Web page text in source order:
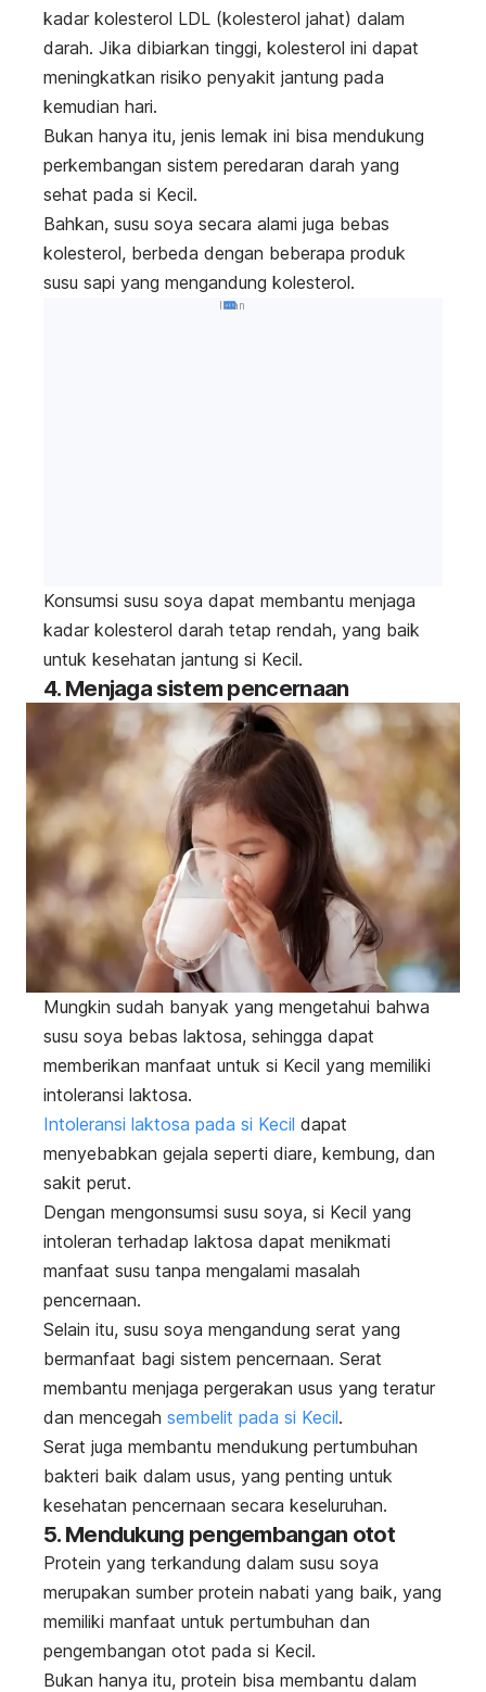
kadar kolesterol LDL (kolesterol jahat) dalam
darah. Jika dibiarkan tinggi, kolesterol ini dapat
meningkatkan risiko penyakit jantung pada
kemudian hari.
Bukan hanya itu, jenis lemak ini bisa mendukung
perkembangan sistem peredaran darah yang
sehat pada si Kecil.
Bahkan, susu soya secara alami juga bebas
kolesterol, berbeda dengan beberapa produk
susu sapi yang mengandung kolesterol.
Iklan
Konsumsi susu soya dapat membantu menjaga
kadar kolesterol darah tetap rendah, yang baik
untuk kesehatan jantung si Kecil.
4. Menjaga sistem pencernaan
Mungkin sudah banyak yang mengetahui bahwa
susu soya bebas laktosa, sehingga dapat
memberikan manfaat untuk si Kecil yang memiliki
intoleransi laktosa.
Intoleransi laktosa pada si Kecil dapat
menyebabkan gejala seperti diare, kembung, dan
sakit perut.
Dengan mengonsumsi susu soya, si Kecil yang
intoleran terhadap laktosa dapat menikmati
manfaat susu tanpa mengalami masalah
pencernaan.
Selain itu, susu soya mengandung serat yang
bermanfaat bagi sistem pencernaan. Serat
membantu menjaga pergerakan usus yang teratur
dan mencegah sembelit pada si Kecil.
Serat juga membantu mendukung pertumbuhan
bakteri baik dalam usus, yang penting untuk
kesehatan pencernaan secara keseluruhan.
5. Mendukung pengembangan otot
Protein yang terkandung dalam susu soya
merupakan sumber protein nabati yang baik, yang
memiliki manfaat untuk pertumbuhan dan
pengembangan otot pada si Kecil.
Bukan hanya itu, protein bisa membantu dalam